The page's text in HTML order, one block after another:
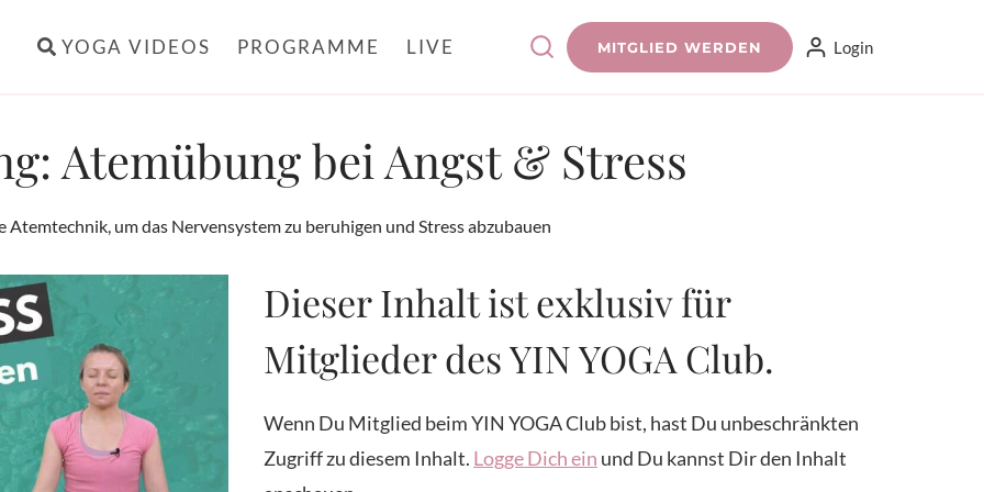
YOGA VIDEOS PROGRAMME LIVE MITGLIED WERDEN Login
Atemübung bei Angst & Stress
Atemtechnik, um das Nervensystem zu beruhigen und Stress abzubauen
Dieser Inhalt ist exklusiv für
Mitglieder des YIN YOGA Club.
Wenn Du Mitglied beim YIN YOGA Club bist, hast Du unbeschränkten
Zugriff zu diesem Inhalt. Logge Dich ein und Du kannst Dir den Inhalt